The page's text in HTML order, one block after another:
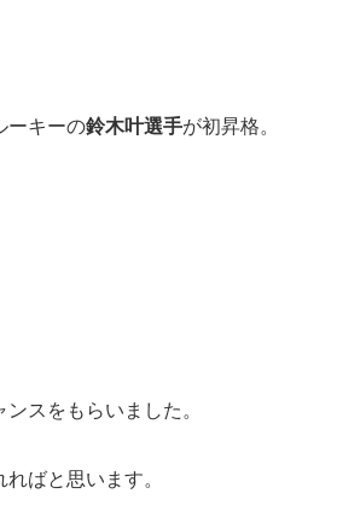
ーキーの鈴木叶選手が初昇格。
スをもらいました。
ばと思います。